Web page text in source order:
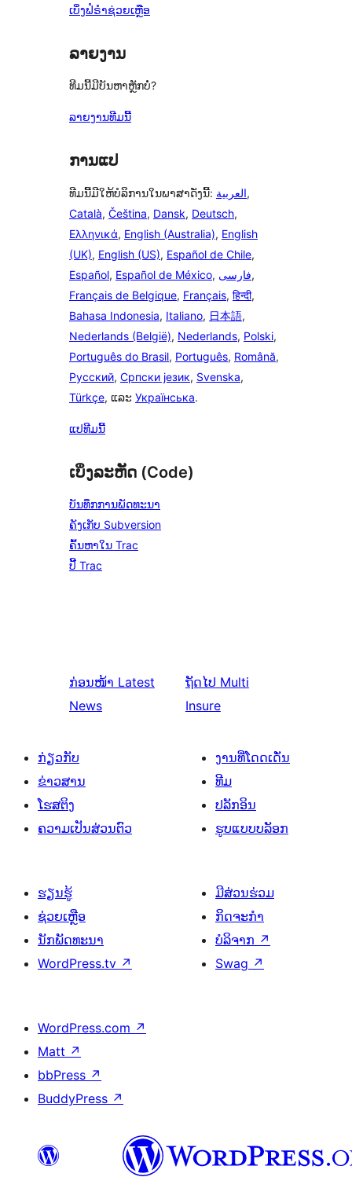
ເບິ່ງຟໍຣຳຊ່ວຍເຫຼືອ
ລາຍງານ
ທີມນີ້ມີບັນຫາຫຼັກບໍ່?
ລາຍງານທີມນີ້
ການແປ
ທີມນີ້ມີໃຫ້ບໍລິການໃນພາສາດັ່ງນີ້: العربية,
Català, Čeština, Dansk, Deutsch,
Ελληνικά, English (Australia), English
(UK), English (US), Español de Chile,
Español, Español de México, فارسی,
Français de Belgique, Français, हिन्दी,
Bahasa Indonesia, Italiano, 日本語,
Nederlands (België), Nederlands, Polski,
Português do Brasil, Português, Română,
Русский, Српски језик, Svenska,
Türkçe, ແລະ Українська.
ແປທີມນີ້
ເບິ່ງລະຫັດ (Code)
ບັນທຶກການພັດທະນາ
ຄັງເກັບ Subversion
ຄົ້ນຫາໃນ Trac
ປີ້ Trac
ກ່ອນໜ້າ Latest
News
ຖັດໄປ Multi
Insure
ກ່ຽວກັບ
ຂ່າວສານ
ໂຮສຕິງ
ຄວາມເປັນສ່ວນຕົວ
ງານທີ່ໂດດເດັ່ນ
ທີມ
ປລັກອິນ
ຮູບແບບບລັອກ
ຮຽນຮູ້
ຊ່ວຍເຫຼືອ
ນັກພັດທະນາ
WordPress.tv ↗
ມີສ່ວນຮ່ວມ
ກິດຈະກຳ
ບໍລິຈາກ ↗
Swag ↗
WordPress.com ↗
Matt ↗
bbPress ↗
BuddyPress ↗